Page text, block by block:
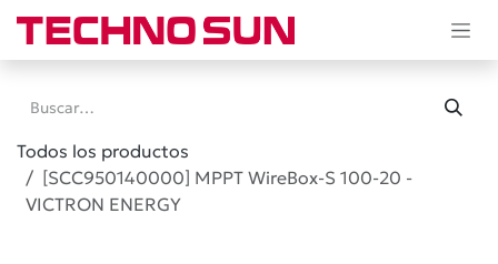
Ir al contenido
Todos los productos
[SCC950140000] MPPT WireBox-S 100-20 -
VICTRON ENERGY